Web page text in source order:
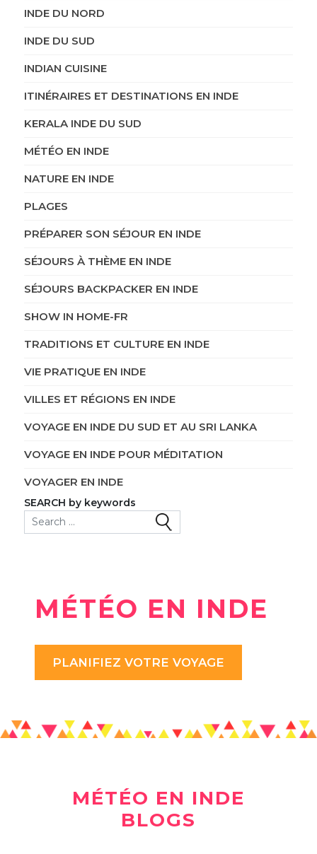
INDE DU NORD
INDE DU SUD
INDIAN CUISINE
ITINÉRAIRES ET DESTINATIONS EN INDE
KERALA INDE DU SUD
MÉTÉO EN INDE
NATURE EN INDE
PLAGES
PRÉPARER SON SÉJOUR EN INDE
SÉJOURS À THÈME EN INDE
SÉJOURS BACKPACKER EN INDE
SHOW IN HOME-FR
TRADITIONS ET CULTURE EN INDE
VIE PRATIQUE EN INDE
VILLES ET RÉGIONS EN INDE
VOYAGE EN INDE DU SUD ET AU SRI LANKA
VOYAGE EN INDE POUR MÉDITATION
VOYAGER EN INDE
SEARCH by keywords
Search for:
MÉTÉO EN INDE
PLANIFIEZ VOTRE VOYAGE
MÉTÉO EN INDE
BLOGS